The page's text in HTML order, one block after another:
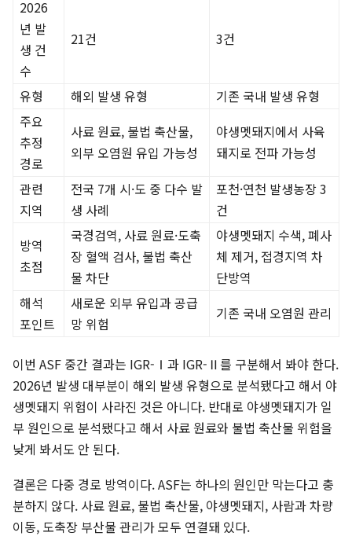
2026
년 발
생 건
수
21건 3건
유형 해외 발생 유형
기존 국내 발생 유형
주요
추정
경로
사료 원료, 불법 축산물,
외부 오염원 유입 가능성
야생멧돼지에서 사육
돼지로 전파 가능성
관련
지역
전국 7개 시·도 중 다수 발
생 사례
포천·연천 발생농장 3
건
방역
초점
국경검역, 사료 원료·도축
장 혈액 검사, 불법 축산
물 차단
야생멧돼지 수색, 폐사
체 제거, 접경지역 차
단방역
해석
포인트
새로운 외부 유입과 공급
망 위험
기존 국내 오염원 관리
이번 ASF 중간 결과는 IGR-Ⅰ과 IGR-Ⅱ를 구분해서 봐야 한다.
2026년 발생 대부분이 해외 발생 유형으로 분석됐다고 해서 야
생멧돼지 위험이 사라진 것은 아니다. 반대로 야생멧돼지가 일
부 원인으로 분석됐다고 해서 사료 원료와 불법 축산물 위험을
낮게 봐서도 안 된다.
결론은 다중 경로 방역이다. ASF는 하나의 원인만 막는다고 충
분하지 않다. 사료 원료, 불법 축산물, 야생멧돼지, 사람과 차량
이동, 도축장 부산물 관리가 모두 연결돼 있다.